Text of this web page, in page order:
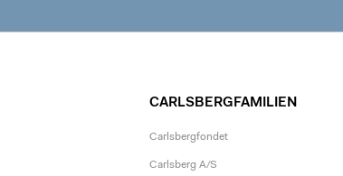
CARLSBERGFAMILIEN
Carlsbergfondet
Carlsberg A/S